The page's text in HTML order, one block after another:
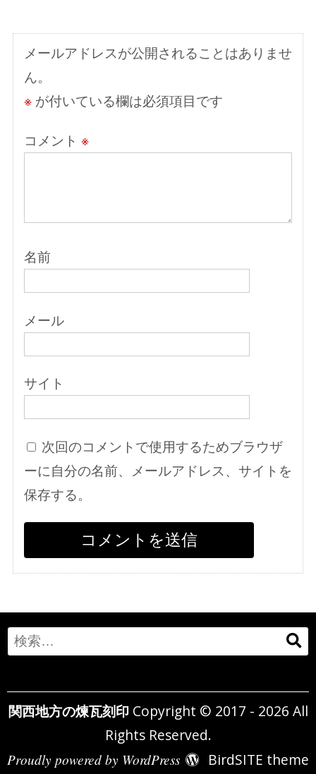
シ
ョ
ン
メールアドレスが公開されることはありませ
ん。
※が付いている欄は必須項目です
コメント ※
名前
メール
サイト
次回のコメントで使用するためブラウザ
ーに自分の名前、メールアドレス、サイトを
保存する。
Search
for:
関西地方の煉瓦刻印 Copyright © 2017 - 2026 All
Rights Reserved.
Proudly powered by WordPress BirdSITE theme